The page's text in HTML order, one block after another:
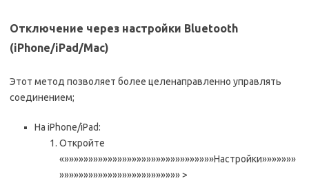
Отключение через настройки Bluetooth
(iPhone/iPad/Mac)
Этот метод позволяет более целенаправленно управлять
соединением;
На iPhone/iPad:
Откройте
«»»»»»»»»»»»»»»»»»»»»»»»»»»»»»»»Настройки»»»»»»»
»»»»»»»»»»»»»»»»»»»»»»»»» >